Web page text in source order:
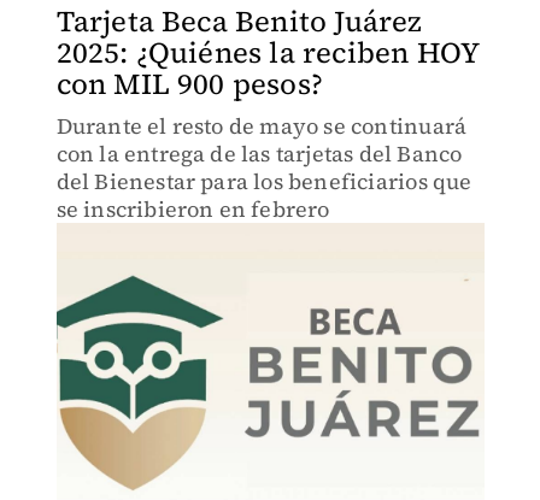
Tarjeta Beca Benito Juárez
2025: ¿Quiénes la reciben HOY
con MIL 900 pesos?
Durante el resto de mayo se continuará
con la entrega de las tarjetas del Banco
del Bienestar para los beneficiarios que
se inscribieron en febrero